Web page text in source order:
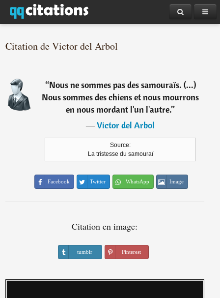
Citation de Victor del Arbol
“Nous ne sommes pas des samouraïs. (...)
Nous sommes des chiens et nous mourrons
en nous mordant l'un l'autre.”
―Victor del Arbol
Source:
La tristesse du samouraï
Facebook Twitter WhatsApp Image
Citation en image:
tumblr Pinterest